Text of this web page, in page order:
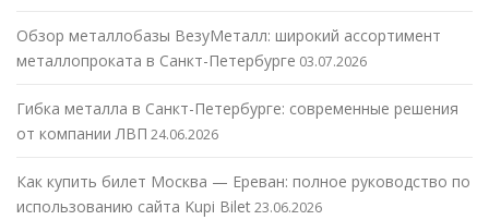
Обзор металлобазы ВезуМеталл: широкий ассортимент
металлопроката в Санкт-Петербурге 03.07.2026
Гибка металла в Санкт-Петербурге: современные решения
от компании ЛВП 24.06.2026
Как купить билет Москва — Ереван: полное руководство по
использованию сайта Kupi Bilet23.06.2026